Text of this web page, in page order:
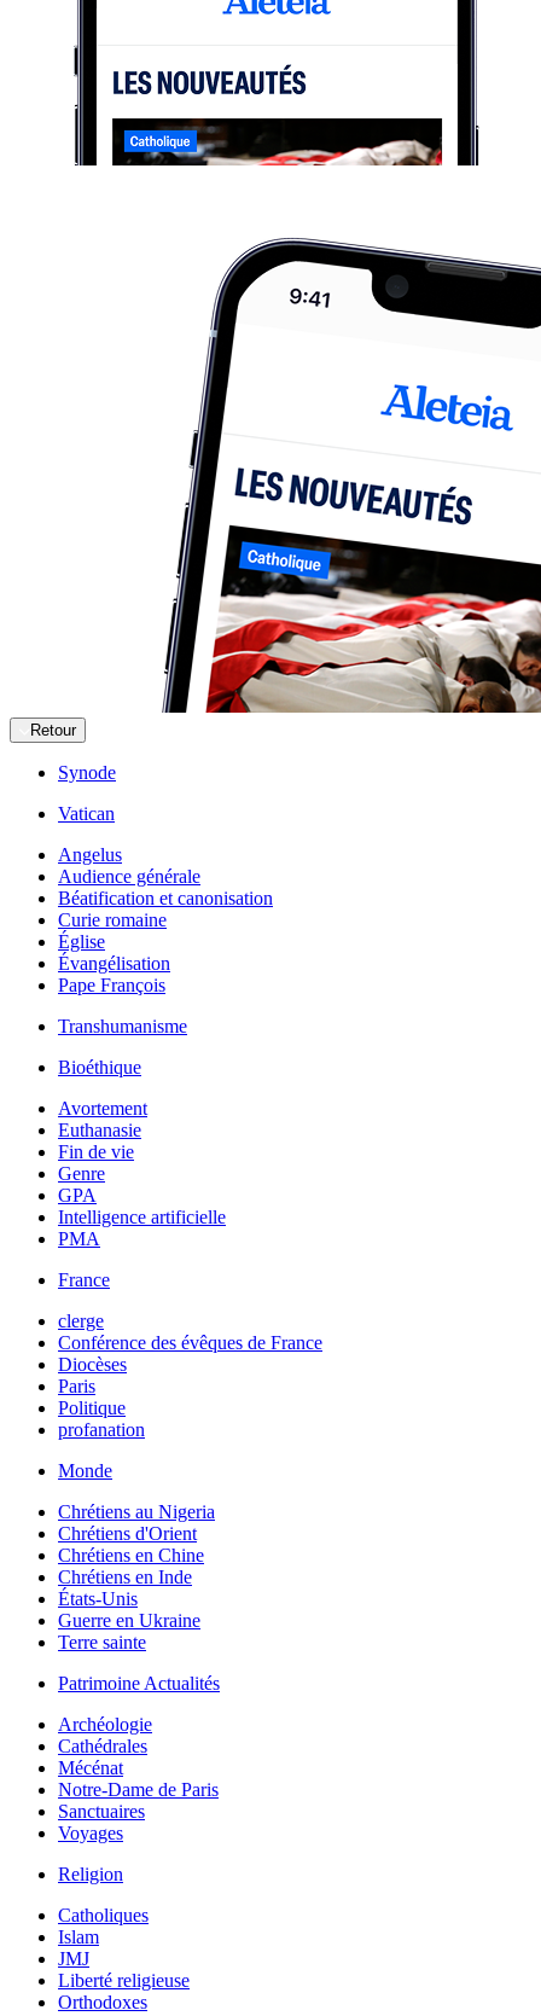
Retour
Synode
Vatican
Angelus
Audience générale
Béatification et canonisation
Curie romaine
Église
Évangélisation
Pape François
Transhumanisme
Bioéthique
Avortement
Euthanasie
Fin de vie
Genre
GPA
Intelligence artificielle
PMA
France
clerge
Conférence des évêques de France
Diocèses
Paris
Politique
profanation
Monde
Chrétiens au Nigeria
Chrétiens d'Orient
Chrétiens en Chine
Chrétiens en Inde
États-Unis
Guerre en Ukraine
Terre sainte
Patrimoine Actualités
Archéologie
Cathédrales
Mécénat
Notre-Dame de Paris
Sanctuaires
Voyages
Religion
Catholiques
Islam
JMJ
Liberté religieuse
Orthodoxes